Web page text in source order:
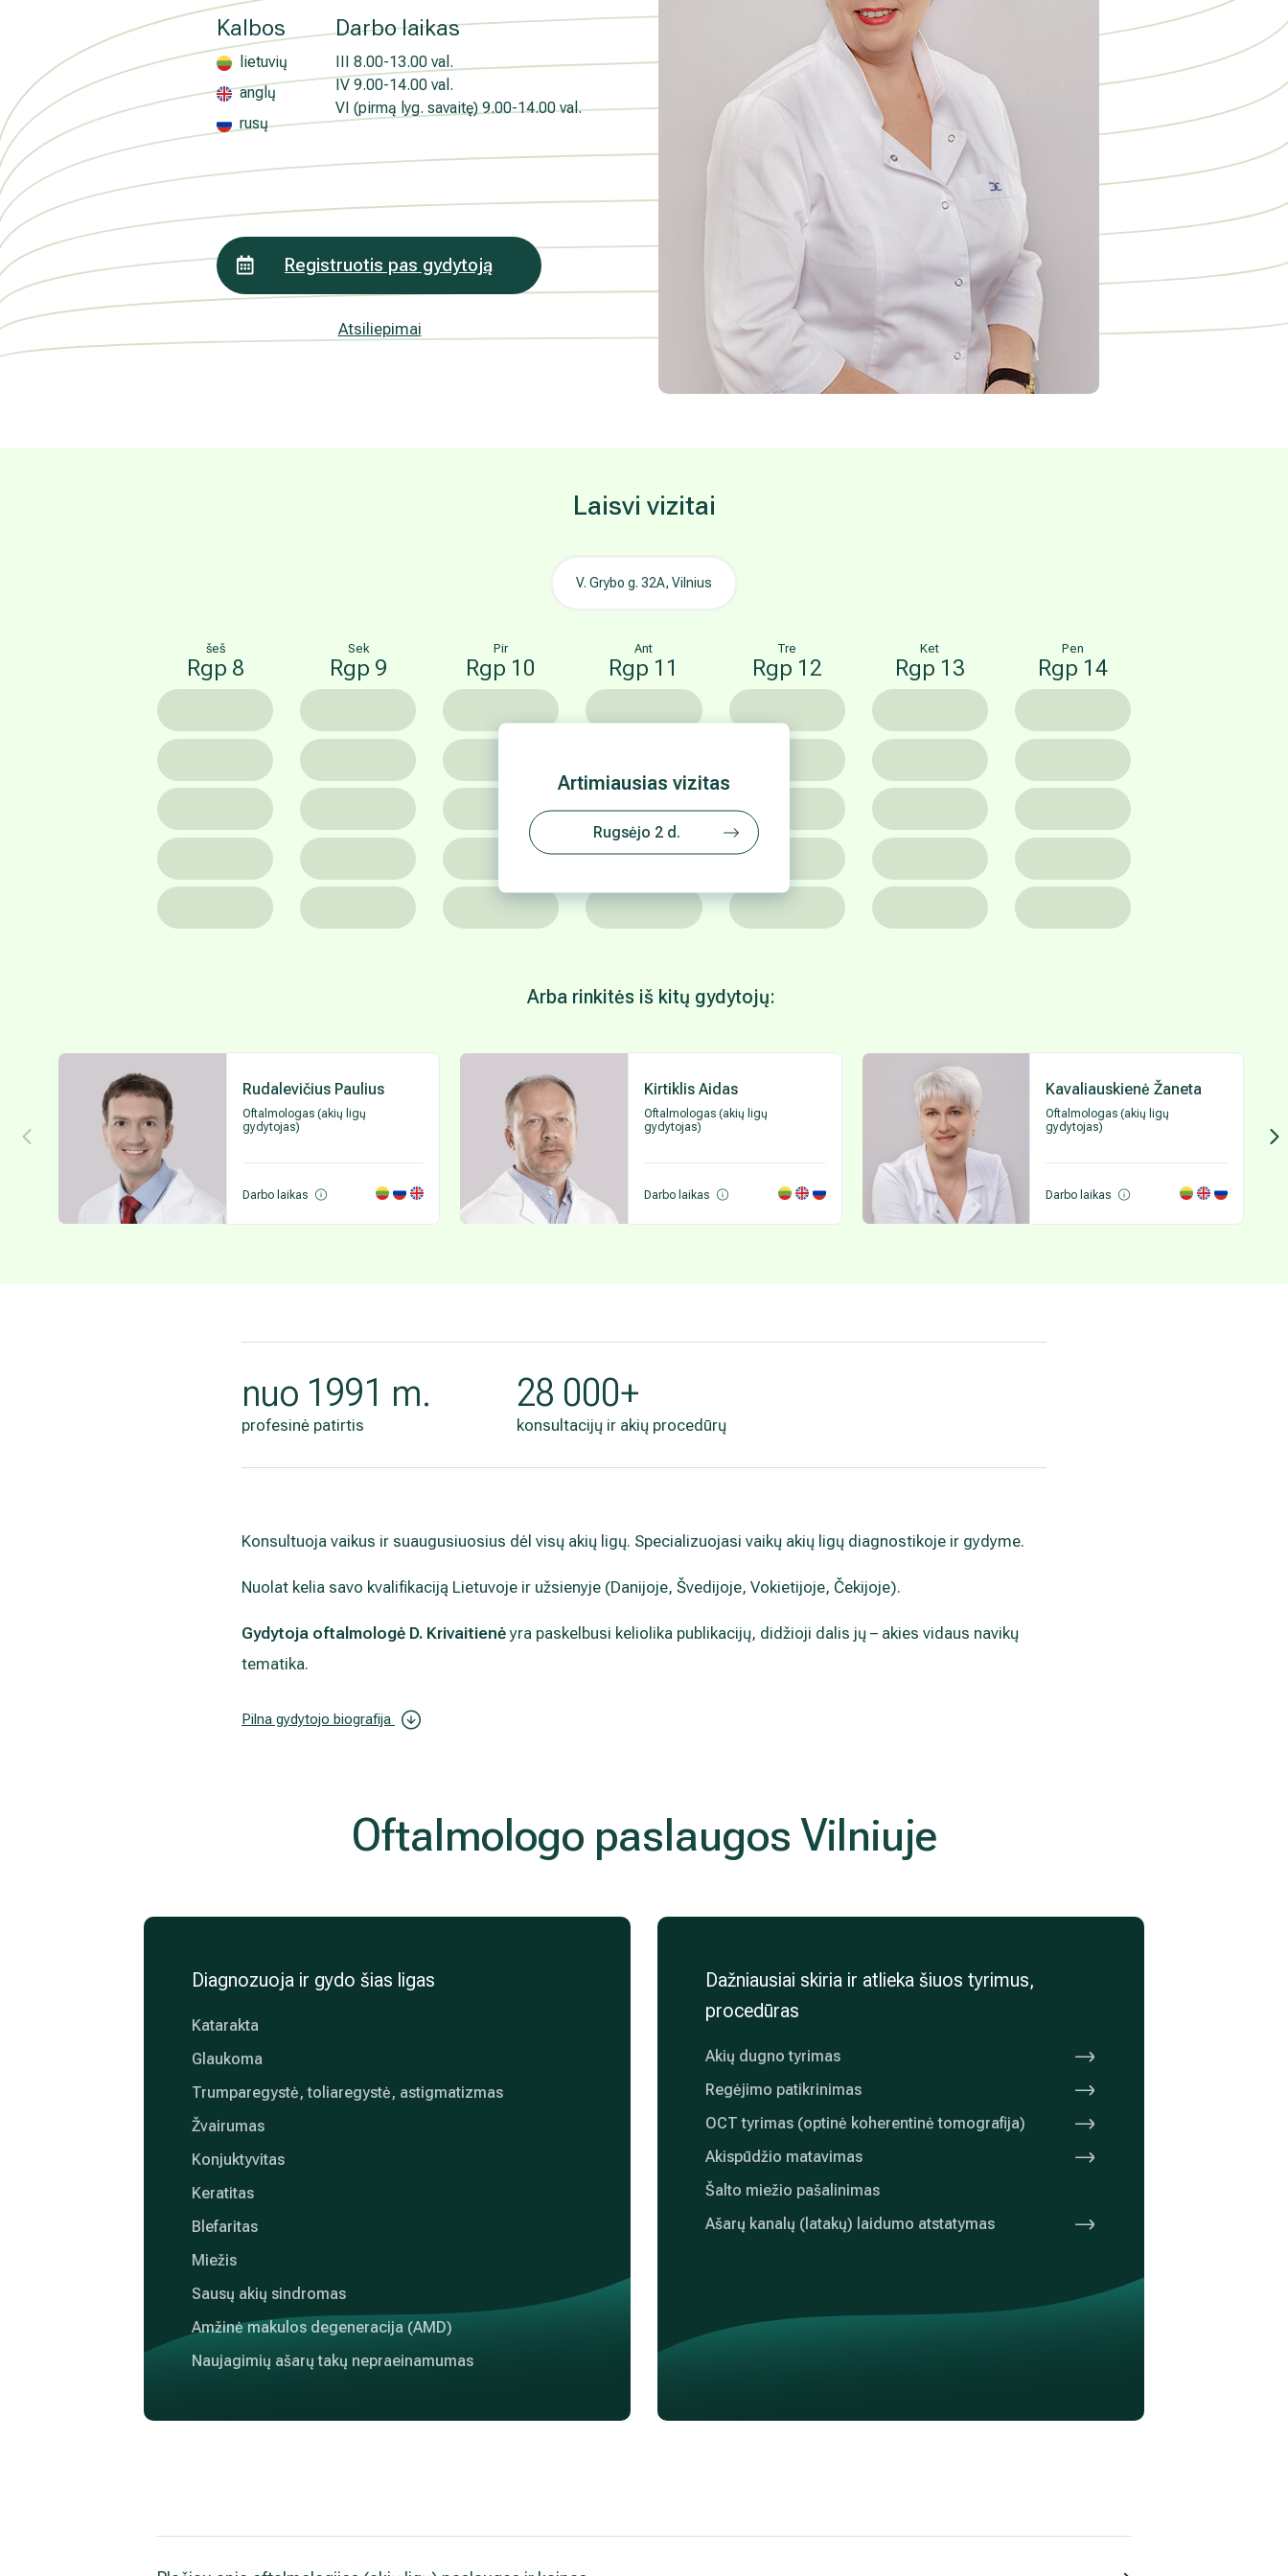
Kalbos
lietuvių
anglų
rusų
Darbo laikas
III 8.00-13.00 val.
IV 9.00-14.00 val.
VI (pirmą lyg. savaitę)9.00-14.00 val.
Registruotis pas gydytoją
Atsiliepimai
Laisvi vizitai
V. Grybo g. 32A, Vilnius
šeš
Rgp 8
Sek
Rgp 9
Pir
Rgp 10
Ant
Rgp 11
Tre
Rgp 12
Ket
Rgp 13
Pen
Rgp 14
Artimiausias vizitas
Rugsėjo 2 d.
Arba rinkitės iš kitų gydytojų:
Rudalevičius Paulius
Oftalmologas (akių ligų
gydytojas)
Darbo laikas
Kirtiklis Aidas
Oftalmologas (akių ligų
gydytojas)
Darbo laikas
Kavaliauskienė Žaneta
Oftalmologas (akių ligų
gydytojas)
Darbo laikas
nuo 1991 m.
profesinė patirtis
28 000+
konsultacijų ir akių procedūrų
Konsultuoja vaikus ir suaugusiuosius dėl visų akių ligų. Specializuojasi vaikų akių ligų diagnostikoje ir gydyme.
Nuolat kelia savo kvalifikaciją Lietuvoje ir užsienyje (Danijoje, Švedijoje, Vokietijoje, Čekijoje).
Gydytoja oftalmologė D. Krivaitienėyra paskelbusi keliolika publikacijų, didžioji dalis jų – akies vidaus navikų
tematika.
Pilna gydytojo biografija
Oftalmologo paslaugos Vilniuje
Diagnozuoja ir gydo šias ligas
Katarakta
Glaukoma
Trumparegystė, toliaregystė, astigmatizmas
Žvairumas
Konjuktyvitas
Keratitas
Blefaritas
Miežis
Sausų akių sindromas
Amžinė makulos degeneracija (AMD)
Naujagimių ašarų takų nepraeinamumas
Dažniausiai skiria ir atlieka šiuos tyrimus,
procedūras
Akių dugno tyrimas
Regėjimo patikrinimas
OCT tyrimas (optinė koherentinė tomografija)
Akispūdžio matavimas
Šalto miežio pašalinimas
Ašarų kanalų (latakų) laidumo atstatymas
Medicinos diagnostikos centras" tiesioginės rinkodaros tikslais. Sutikimas galės būti bet
kada atšauktas, paspaudus kiekvieno naujienlaiškio pabaigoje esančią nuorodą
„Atsisakyti prenumeratos". Plačiau apie asmens duomenų tvarkymą skaitykite
PRIVATUMO POLITIKOJE